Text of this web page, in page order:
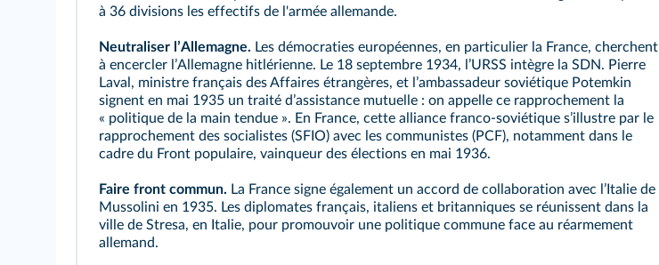
à 36 divisions les effectifs de l'armée allemande.
Neutraliser lʼAllemagne. Les démocraties européennes, en particulier la France, cherchent
à encercler lʼAllemagne hitlérienne. Le 18 septembre 1934, lʼURSS intègre la SDN. Pierre
Laval, ministre français des Affaires étrangères, et lʼambassadeur soviétique Potemkin
signent en mai 1935 un traité dʼassistance mutuelle : on appelle ce rapprochement la
« politique de la main tendue ». En France, cette alliance franco-soviétique sʼillustre par le
rapprochement des socialistes (SFIO) avec les communistes (PCF), notamment dans le
cadre du Front populaire, vainqueur des élections en mai 1936.
Faire front commun. La France signe également un accord de collaboration avec lʼItalie de
Mussolini en 1935. Les diplomates français, italiens et britanniques se réunissent dans la
ville de Stresa, en Italie, pour promouvoir une politique commune face au réarmement
allemand.